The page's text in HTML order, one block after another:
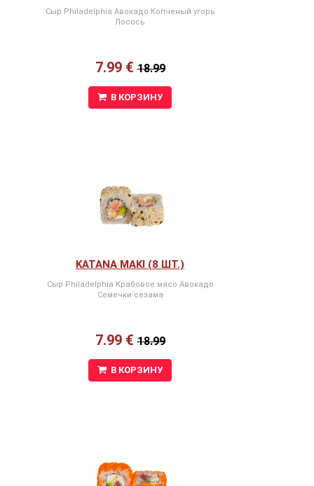
Сыр Philadelphia Авокадо Копченый угорь
Лосось
7.99 €18.99
В КОРЗИНУ
KATANA MAKI (8 ШТ.)
Сыр Philadelphia Крабовое мясо Авокадо
Семечки сезама
7.99 €18.99
В КОРЗИНУ